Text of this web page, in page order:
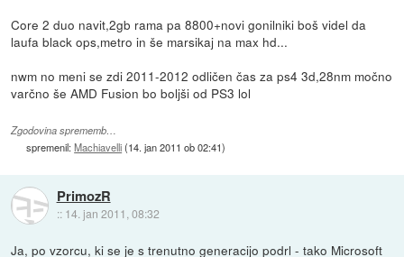
Core 2 duo navit,2gb rama pa 8800+novi gonilniki boš videl da
laufa black ops,metro in še marsikaj na max hd...
nwm no meni se zdi 2011-2012 odličen čas za ps4 3d,28nm močno
varčno še AMD Fusion bo boljši od PS3 lol
Zgodovina sprememb…
spremenil:Machiavelli(14. jan 2011 ob 02:41)
PrimozR
:: 14. jan 2011, 08:32
Ja, po vzorcu, ki se je s trenutno generacijo podrl - tako Microsoft